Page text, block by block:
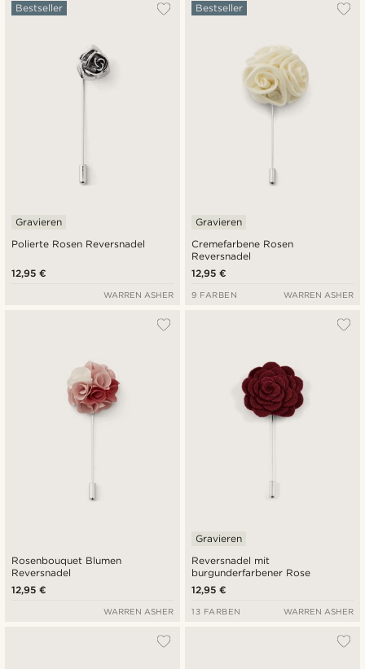
Polierte Rosen Reversnadel
Bestseller
Gravieren
12,95 €
WARREN ASHER
Cremefarbene Rosen
Reversnadel
Bestseller
Gravieren
12,95 €
9 FARBEN WARREN ASHER
Rosenbouquet Blumen
Reversnadel
12,95 €
WARREN ASHER
Reversnadel mit
burgunderfarbener Rose
Gravieren
12,95 €
13 FARBEN WARREN ASHER